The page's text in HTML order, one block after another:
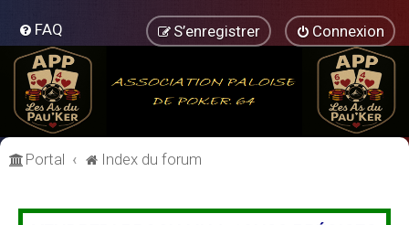
FAQ Connexion
S’enregistrer
Portal Index du forum